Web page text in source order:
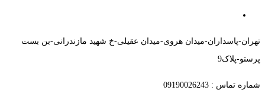
تهران-پاسداران-میدان هروی-میدان عقیلی-خ شهید مازندرانی-بن بست
پرستو-پلاک9
شماره تماس : 09190026243